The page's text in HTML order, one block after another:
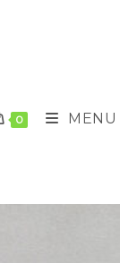
0 MENU